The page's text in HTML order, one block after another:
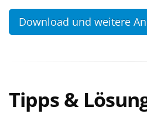
Download und weitere
Tipps &